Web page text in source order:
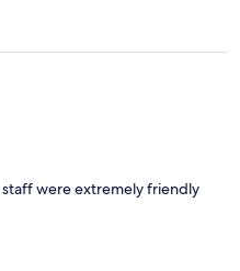
were extremely friendly